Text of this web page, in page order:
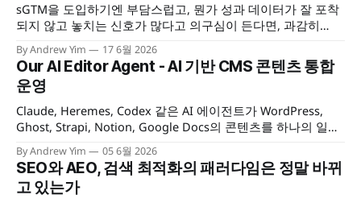
sGTM을 도입하기엔 부담스럽고, 뭔가 성과 데이터가 잘 포착
되지 않고 놓치는 신호가 많다고 의구심이 든다면, 과감히
Google Tag Gateway를 도입해보자. 포착되지 않는 데이터 신
호를 모두 해결할수 있는 건 아니지만, 3자 쿠키 제한이나 광고
차단 앱 등을 통해 놓치던 사용자 액션을 어느 정도는 복구할
수 있을 것이다.
By Andrew Yim 17 6월 2026
Our AI Editor Agent - AI 기반 CMS 콘텐츠 통합
운영
Claude, Heremes, Codex 같은 AI 에이전트가 WordPress,
Ghost, Strapi, Notion, Google Docs의 콘텐츠를 하나의 일관
된 방식으로 읽고, 작성하고, 발행·관리할 수 있게 해 주는 멀티
CMS 콘텐츠 운영 툴킷을 소개합니다.
By Andrew Yim 05 6월 2026
SEO와 AEO, 검색 최적화의 패러다임은 정말 바뀌
고 있는가